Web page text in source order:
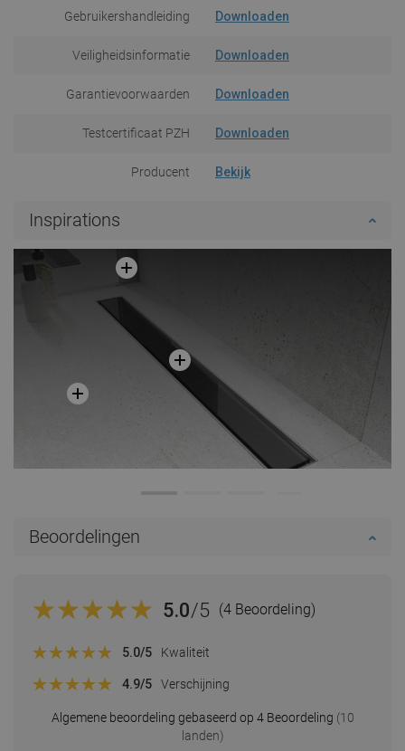
Gebruikershandleiding Downloaden
Veiligheidsinformatie Downloaden
Garantievoorwaarden Downloaden
Testcertificaat PZH Downloaden
Producent Bekijk
Inspirations
Beoordelingen
5.0/5 (4 Beoordeling)
Algemene beoordeling gebaseerd op 4 Beoordeling (10
landen)
5.0/5 Kwaliteit
4.9/5 Verschijning